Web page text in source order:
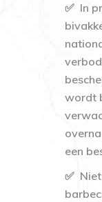
✅ In
wordt
een
✅